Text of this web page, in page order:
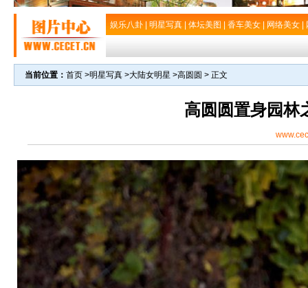
娱乐八卦 明星写真 体坛美图 香车美女 网络美女
当前位置： 首页 >明星写真 >大陆女明星 >高圆圆 > 正文
高圆圆置身园林